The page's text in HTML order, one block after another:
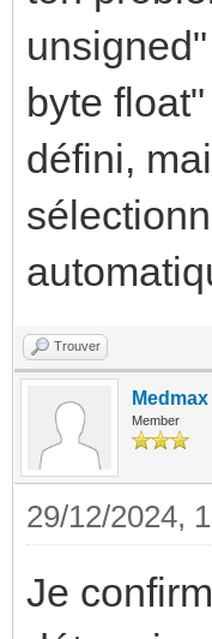
byte
défini,
Trouver
Medmax
Member
29/12/2024,
Je